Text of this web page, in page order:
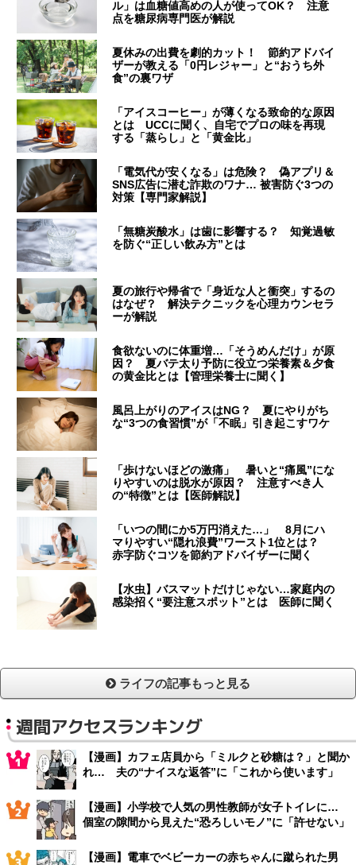
ル」は血糖値高めの人が使ってOK？ 注意
点を糖尿病専門医が解説
夏休みの出費を劇的カット！ 節約アドバイ
ザーが教える「0円レジャー」と“おうち外
食”の裏ワザ
「アイスコーヒー」が薄くなる致命的な原因
とは UCCに聞く、自宅でプロの味を再現
する「蒸らし」と「黄金比」
「電気代が安くなる」は危険？ 偽アプリ＆
SNS広告に潜む詐欺のワナ… 被害防ぐ3つの
対策【専門家解説】
「無糖炭酸水」は歯に影響する？ 知覚過敏
を防ぐ“正しい飲み方”とは
夏の旅行や帰省で「身近な人と衝突」するの
はなぜ？ 解決テクニックを心理カウンセラ
ーが解説
食欲ないのに体重増…「そうめんだけ」が原
因？ 夏バテ太り予防に役立つ栄養素＆夕食
の黄金比とは【管理栄養士に聞く】
風呂上がりのアイスはNG？ 夏にやりがち
な“3つの食習慣”が「不眠」引き起こすワケ
「歩けないほどの激痛」 暑いと“痛風”にな
りやすいのは脱水が原因？ 注意すべき人
の“特徴”とは【医師解説】
「いつの間にか5万円消えた…」 8月にハ
マりやすい“隠れ浪費”ワースト1位とは？
赤字防ぐコツを節約アドバイザーに聞く
【水虫】バスマットだけじゃない…家庭内の
感染招く“要注意スポット”とは 医師に聞く
ライフの記事もっと見る
週間アクセスランキング
【漫画】カフェ店員から「ミルクと砂糖は？」と聞か
れ… 夫の“ナイスな返答”に「これから使います」
【漫画】小学校で人気の男性教師が女子トイレに…
個室の隙間から見えた“恐ろしいモノ”に「許せない」
【漫画】電車でベビーカーの赤ちゃんに蹴られた男